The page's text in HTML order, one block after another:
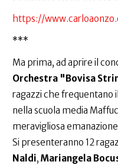
https://
***
Ma prima, ad aprire il
Orchestra "Bovisa
ragazzi che frequentano
nella scuola media
meravigliosa
Si presenteranno 12
Naldi, Mariangela